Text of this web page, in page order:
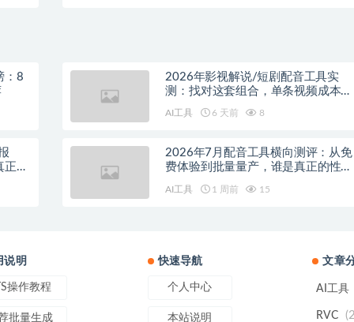
：8
2026年影视解说/短剧配音工具实
测：找对这套组合，单条视频成本直
AI工具 6 天前 8
正的
2026年7月配音工具横向测评：从免
费体验到批量量产，谁是真正的性价
AI工具 1 周前 15
说明
操作教程
批量生成
快速导航
个人中心
本站说明
文章
AI工具
RVC